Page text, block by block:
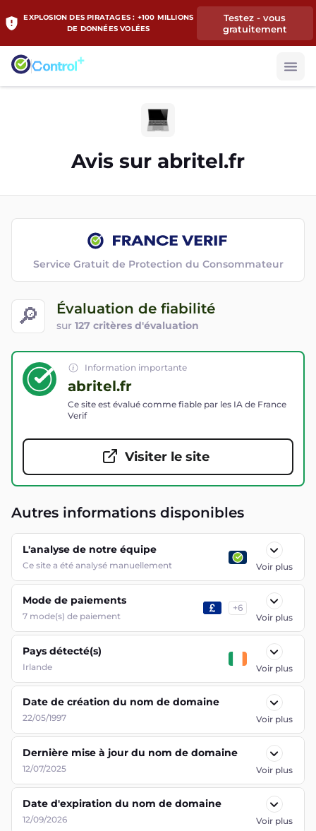
EXPLOSION DES PIRATAGES : +100 MILLIONS
DE DONNÉES VOLÉES
Testez - vous
gratuitement
Avis sur abritel.fr
🔎 Évaluation de fiabilité
sur 127 critères d'évaluation
Service Gratuit de Protection du Consommateur
Information importante
abritel.fr
Ce site est évalué comme fiable par les IA de France
Verif
Visiter le site
Autres informations disponibles
L'analyse de notre équipe
Ce site a été analysé manuellement Voir plus
Mode de paiements
7 mode(s) de paiement
+6
Voir plus
Pays détecté(s)
Irlande Voir plus
Date de création du nom de domaine
22/05/1997 Voir plus
Dernière mise à jour du nom de domaine
12/07/2025 Voir plus
Date d'expiration du nom de domaine
12/09/2026 Voir plus